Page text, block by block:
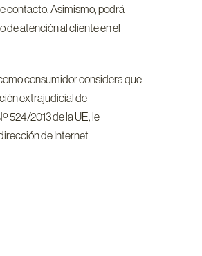
contacto. Asimismo, podrá
de atención al cliente en el
consumidor considera que
extrajudicial de
524/2013 de la UE, le
de Internet